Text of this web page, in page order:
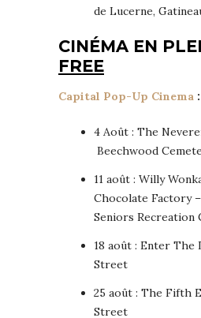
de Lucerne,
CINÉMA EN
FREE
Capital Pop-Up Cinema :
4 Août : The
Beechwood
11 août : Willy
Chocolate Factory
Seniors Recreation
18 août : Enter The
Street
25 août : The Fifth
Street